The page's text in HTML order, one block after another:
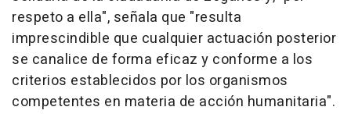
respeto a ella", señala que "resulta
imprescindible que cualquier actuación posterior
se canalice de forma eficaz y conforme a los
criterios establecidos por los organismos
competentes en materia de acción humanitaria".